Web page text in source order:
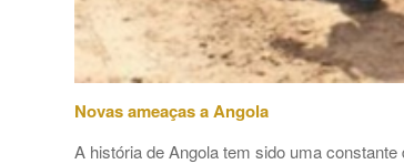
Novas ameaças a Angola
A história de Angola tem sido uma